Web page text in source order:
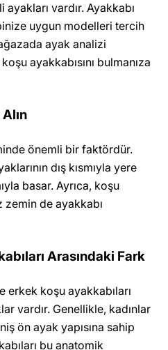
ayakları vardır. Ayakkabı
uygun modelleri tercih
ayak analizi
ayakkabısını bulmanıza
önemli bir faktördür.
dış kısmıyla yere
basar. Ayrıca, koşu
de ayakkabı
Arasındaki Fark
erkek koşu ayakkabıları
vardır. Genellikle, kadınlar
ön ayak yapısına sahip
bu anatomik